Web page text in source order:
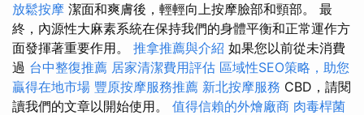
放鬆按摩 潔面和爽膚後，輕輕向上按摩臉部和頸部。 最
終，內源性大麻素系統在保持我們的身體平衡和正常運作方
面發揮著重要作用。 推拿推薦與介紹 如果您以前從未消費
過 台中整復推薦 居家清潔費用評估 區域性SEO策略，助您
贏得在地市場 豐原按摩服務推薦 新北按摩服務 CBD，請閱
讀我們的文章以開始使用。 值得信賴的外燴廠商 肉毒桿菌